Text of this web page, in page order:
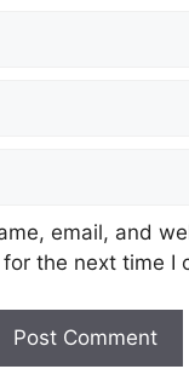
email, and
the next time I